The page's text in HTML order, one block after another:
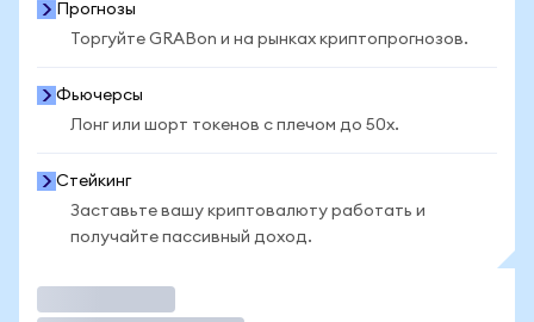
Прогнозы
Торгуйте GRABon и на рынках криптопрогнозов.
Фьючерсы
Лонг или шорт токенов с плечом до 50x.
Стейкинг
Заставьте вашу криптовалюту работать и
получайте пассивный доход.